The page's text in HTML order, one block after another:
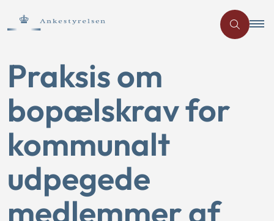
Praksis om
bopælskrav for
kommunalt
udpegede
medlemmer af